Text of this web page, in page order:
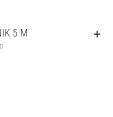
5 M